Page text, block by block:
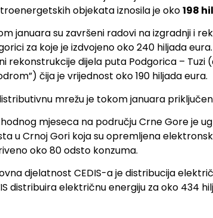
objekata iznosila je oko198
januara su završeni radovi na izgradnji i
za koje je izdvojeno oko 240 hiljada
rekonstrukcije dijela puta Podgorica – Tuzi
čija je vrijednost oko 190 hiljada eura.
mrežu je tokom januara
mjeseca na području Crne Gore je
u Crnoj Gori koja su opremljena
oko 80 odsto konzuma.
djelatnost CEDIS-a je distribucija
distribuira električnu energiju za oko 434